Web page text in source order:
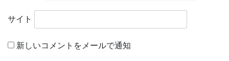
サイト
新しいコメントをメールで通知